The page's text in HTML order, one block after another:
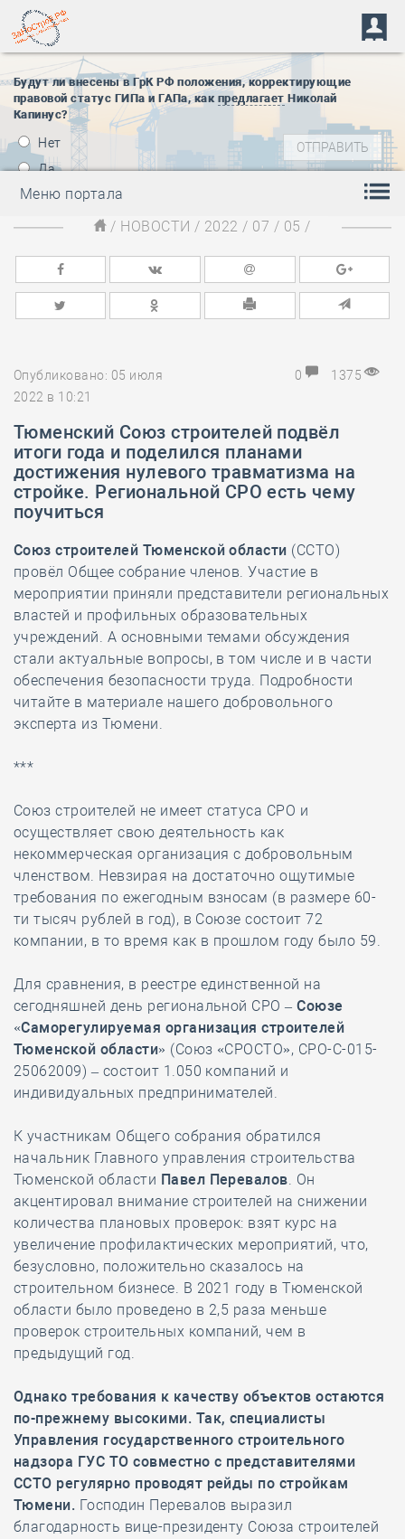
Будут ли внесены в ГрК РФ положения, корректирующие
правовой статус ГИПа и ГАПа, как предлагает Николай
Капинус?
Нет
Да
Меню портала
/ НОВОСТИ / 2022 / 07 / 05 /
Опубликовано: 05 июля
2022 в 10:21
0 1375
Тюменский Союз строителей подвёл
итоги года и поделился планами
достижения нулевого травматизма на
стройке. Региональной СРО есть чему
поучиться
Союз строителей Тюменской области (ССТО)
провёл Общее собрание членов. Участие в
мероприятии приняли представители региональных
властей и профильных образовательных
учреждений. А основными темами обсуждения
стали актуальные вопросы, в том числе и в части
обеспечения безопасности труда. Подробности
читайте в материале нашего добровольного
эксперта из Тюмени.
***
Союз строителей не имеет статуса СРО и
осуществляет свою деятельность как
некоммерческая организация с добровольным
членством. Невзирая на достаточно ощутимые
требования по ежегодным взносам (в размере 60-
ти тысяч рублей в год), в Союзе состоит 72
компании, в то время как в прошлом году было 59.
Для сравнения, в реестре единственной на
сегодняшней день региональной СРО –Союзе
«Саморегулируемая организация строителей
Тюменской области» (Союз «СРОСТО», СРО-С-015-
25062009) – состоит 1.050 компаний и
индивидуальных предпринимателей.
К участникам Общего собрания обратился
начальник Главного управления строительства
Тюменской области Павел Перевалов. Он
акцентировал внимание строителей на снижении
количества плановых проверок: взят курс на
увеличение профилактических мероприятий, что,
безусловно, положительно сказалось на
строительном бизнесе. В 2021 году в Тюменской
области было проведено в 2,5 раза меньше
проверок строительных компаний, чем в
предыдущий год.
Однако требования к качеству объектов остаются
по-прежнему высокими. Так, специалисты
Управления государственного строительного
надзора ГУС ТО совместно с представителями
ССТО регулярно проводят рейды по стройкам
Тюмени. Господин Перевалов выразил
благодарность вице-президенту Союза строителей